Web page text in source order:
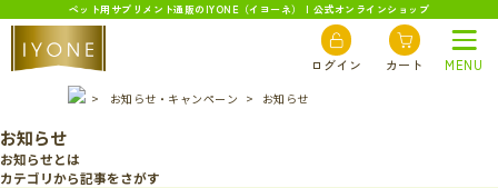
ペット用サプリメント通販のIYONE（イヨーネ） | 公式オンラインショップ
ログイン カート MENU
COLUMN
コラム「シール・ラベルのある生活」
> お知らせ・キャンペーン > お知らせ
お知らせ
お知らせとは
カテゴリから記事をさがす